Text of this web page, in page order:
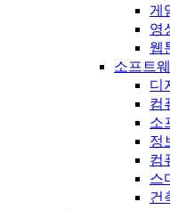
게
영
웹
소프트
디
컴
소
정
컴
스
건